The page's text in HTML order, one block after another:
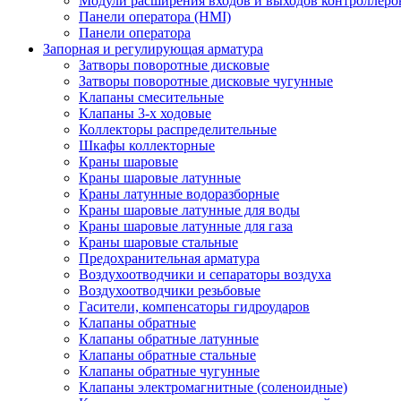
Панели оператора (HMI)
Панели оператора
Запорная и регулирующая арматура
Затворы поворотные дисковые
Затворы поворотные дисковые чугунные
Клапаны смесительные
Клапаны 3-х ходовые
Коллекторы распределительные
Шкафы коллекторные
Краны шаровые
Краны шаровые латунные
Краны латунные водоразборные
Краны шаровые латунные для воды
Краны шаровые латунные для газа
Краны шаровые стальные
Предохранительная арматура
Воздухоотводчики и сепараторы воздуха
Воздухоотводчики резьбовые
Гасители, компенсаторы гидроударов
Клапаны обратные
Клапаны обратные латунные
Клапаны обратные стальные
Клапаны обратные чугунные
Клапаны электромагнитные (соленоидные)